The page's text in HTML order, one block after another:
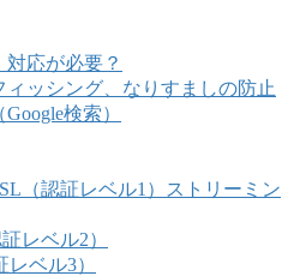
対応が必要？
ィッシング、なりすましの防止
検索）
（認証レベル1）ストリーミン
レベル2）
ベル3）